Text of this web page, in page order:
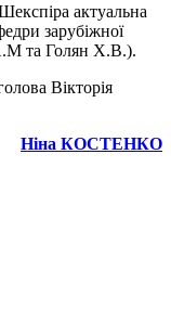
актуальна
зарубіжної
А.М та Голян Х.В.).
Вікторія
Ніна КОСТЕНКО